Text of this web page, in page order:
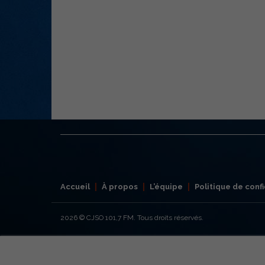
Accueil À propos L’équipe Politique de
2026 © CJSO 101,7 FM. Tous droits réservés.